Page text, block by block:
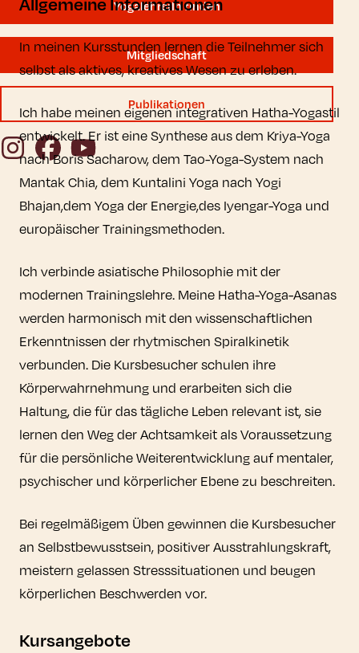
YogalehrerIn finden
Mitgliedschaft
Publikationen
InstagramFacebookYouTube
In meinen Kursstunden lernen die Teilnehmer sich
selbst als aktives, kreatives Wesen zu erleben.
Ich habe meinen eigenen integrativen Hatha-Yogastil
entwickelt. Er ist eine Synthese aus dem Kriya-Yoga
nach Boris Sacharow, dem Tao-Yoga-System nach
Mantak Chia, dem Kuntalini Yoga nach Yogi
Bhajan,dem Yoga der Energie,des Iyengar-Yoga und
europäischer Trainingsmethoden.
Ich verbinde asiatische Philosophie mit der
modernen Trainingslehre. Meine Hatha-Yoga-Asanas
werden harmonisch mit den wissenschaftlichen
Erkenntnissen der rhytmischen Spiralkinetik
verbunden. Die Kursbesucher schulen ihre
Körperwahrnehmung und erarbeiten sich die
Haltung, die für das tägliche Leben relevant ist, sie
lernen den Weg der Achtsamkeit als Voraussetzung
für die persönliche Weiterentwicklung auf mentaler,
psychischer und körperlicher Ebene zu beschreiten.
Bei regelmäßigem Üben gewinnen die Kursbesucher
an Selbstbewusstsein, positiver Ausstrahlungskraft,
meistern gelassen Stresssituationen und beugen
körperlichen Beschwerden vor.
Kursangebote